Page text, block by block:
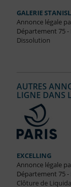
GALERIE
Annonce légale
Département 75 -
Dissolution
AUTRES
LIGNE DANS
EXCELLING
Annonce légale
Département 75 -
Clôture de